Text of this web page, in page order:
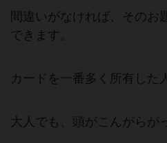
間違いがなければ、その
できます。
カードを一番多く所有した
大人でも、頭がこんがらが